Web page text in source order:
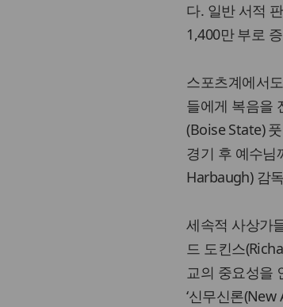
다. 일반 서적
1,400만 부로
스포츠계에서
들에게 복음을
(Boise State)
경기 후 예수님
Harbaugh) 감
세속적 사상가
드 도킨스
교의 중요성을
‘신무신론